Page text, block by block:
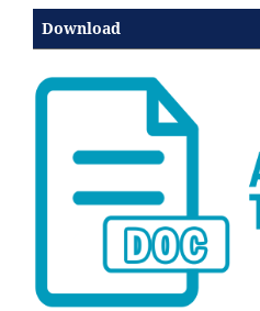
Download